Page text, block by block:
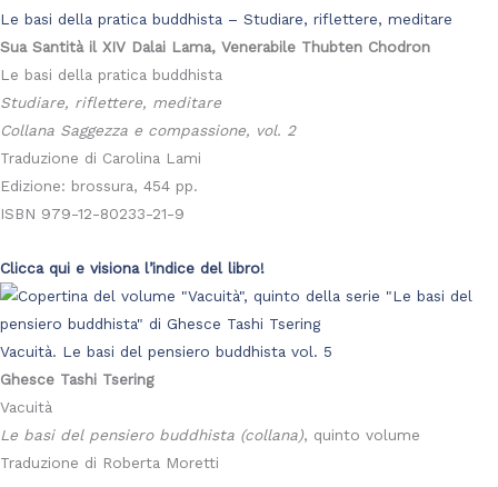
Le basi della pratica buddhista – Studiare, riflettere, meditare
Sua Santità il XIV Dalai Lama, Venerabile Thubten Chodron
Le basi della pratica buddhista
Studiare, riflettere, meditare
Collana Saggezza e compassione, vol. 2
Traduzione di Carolina Lami
Edizione: brossura, 454 pp.
ISBN 979-12-80233-21-9
Clicca qui e visiona l’indice del libro!
Vacuità. Le basi del pensiero buddhista vol. 5
Ghesce Tashi Tsering
Vacuità
Le basi del pensiero buddhista (collana), quinto volume
Traduzione di Roberta Moretti